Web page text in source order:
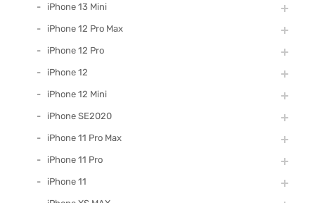
iPhone 13 Mini
iPhone 12 Pro Max
iPhone 12 Pro
iPhone 12
iPhone 12 Mini
iPhone SE2020
iPhone 11 Pro Max
iPhone 11 Pro
iPhone 11